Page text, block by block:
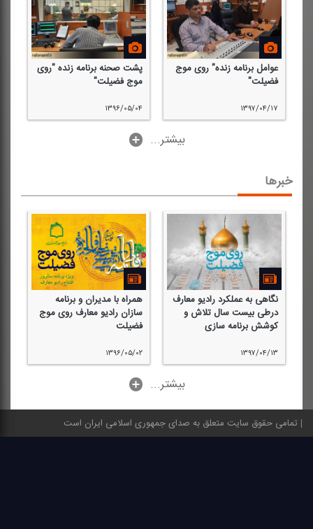
عوامل برنامه زنده" روی موج
فضیلت"
۱۳۹۷/۰۴/۱۷
پشت صحنه برنامه زنده "روی
موج فضیلت"
۱۳۹۶/۰۵/۰۴
...بیشتر
خبرها
نگاهی به عملكرد رادیو معارف
درطی بیست سال تلاش و
كوشش برنامه سازی
۱۳۹۷/۰۴/۱۳
همراه با مدیران و برنامه
سازان رادیو معارف روی موج
فضیلت
۱۳۹۶/۰۵/۰۲
...بیشتر
تمامی حقوق سایت متعلق به صدای جمهوری اسلامی ایران است